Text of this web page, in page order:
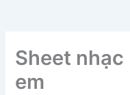
Sheet nhạc
em